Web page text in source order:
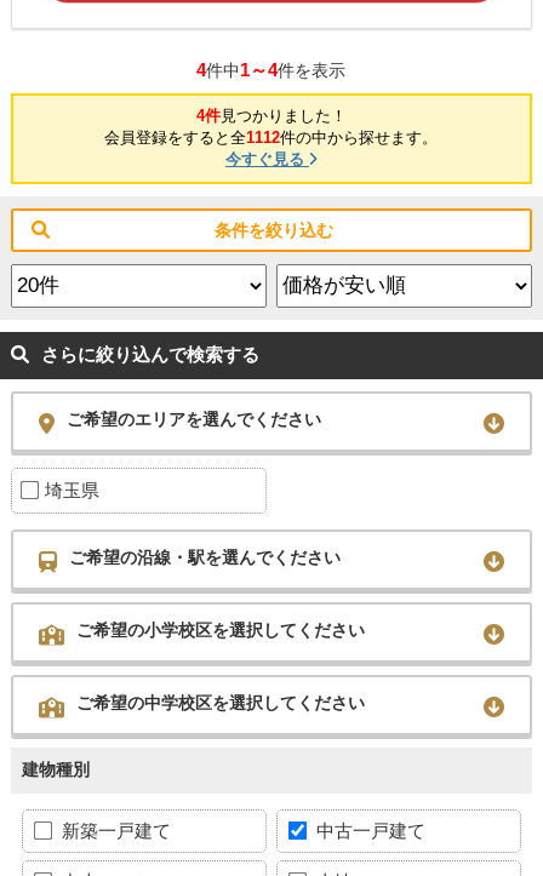
4件中1～4件を表示
4件見つかりました！
会員登録をすると全1112件の中から探せます。
今すぐ見る
条件を絞り込む
さらに絞り込んで検索する
ご希望のエリアを選んでください
埼玉県
ご希望の沿線・駅を選んでください
ご希望の小学校区を選択してください
ご希望の中学校区を選択してください
建物種別
新築一戸建て 中古一戸建て